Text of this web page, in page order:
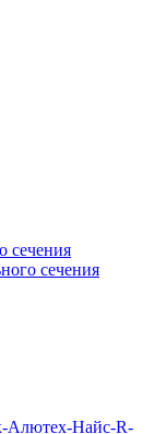
сечения
сечения
Алютех-Найс-R-